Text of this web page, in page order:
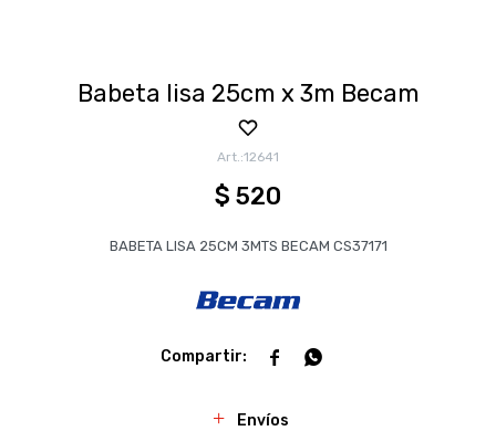
Babeta lisa 25cm x 3m Becam
12641
$ 520
BABETA LISA 25CM 3MTS BECAM CS37171
 
Envíos